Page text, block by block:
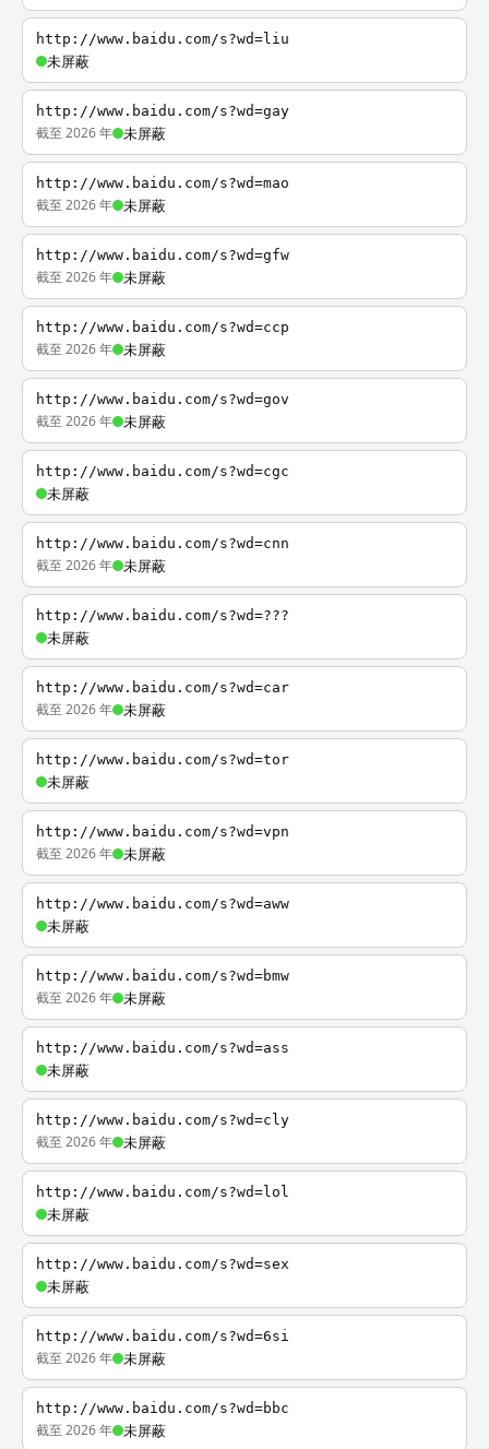
http://www.baidu.com/s?wd=liu
未屏蔽
http://www.baidu.com/s?wd=gay
截至 2026 年 未屏蔽
http://www.baidu.com/s?wd=mao
截至 2026 年 未屏蔽
http://www.baidu.com/s?wd=gfw
截至 2026 年 未屏蔽
http://www.baidu.com/s?wd=ccp
截至 2026 年 未屏蔽
http://www.baidu.com/s?wd=gov
截至 2026 年 未屏蔽
http://www.baidu.com/s?wd=cgc
未屏蔽
http://www.baidu.com/s?wd=cnn
截至 2026 年 未屏蔽
http://www.baidu.com/s?wd=???
未屏蔽
http://www.baidu.com/s?wd=car
截至 2026 年 未屏蔽
http://www.baidu.com/s?wd=tor
未屏蔽
http://www.baidu.com/s?wd=vpn
截至 2026 年 未屏蔽
http://www.baidu.com/s?wd=aww
未屏蔽
http://www.baidu.com/s?wd=bmw
截至 2026 年 未屏蔽
http://www.baidu.com/s?wd=ass
未屏蔽
http://www.baidu.com/s?wd=cly
截至 2026 年 未屏蔽
http://www.baidu.com/s?wd=lol
未屏蔽
http://www.baidu.com/s?wd=sex
未屏蔽
http://www.baidu.com/s?wd=6si
截至 2026 年 未屏蔽
http://www.baidu.com/s?wd=bbc
截至 2026 年 未屏蔽